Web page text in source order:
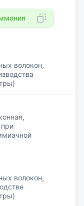
волокон,
при
волокон,